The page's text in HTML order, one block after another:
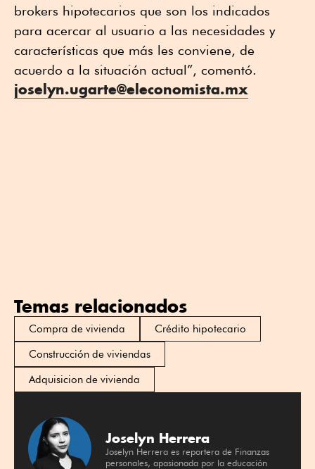
brokers hipotecarios que son los indicados
para acercar al usuario a las necesidades y
características que más les conviene, de
acuerdo a la situación actual”, comentó.
joselyn.ugarte@eleconomista.mx
Temas relacionados
Compra de vivienda
Crédito hipotecario
Construcción de viviendas
Adquisicion de vivienda
Joselyn Herrera
Joselyn Herrera es reportera de Finanzas
personales, apasionada por la educación